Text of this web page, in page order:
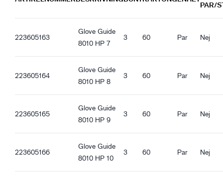
Skyddande egenskaper
Antivibration
Co-branding
Kvalitetsegenskaper
Fri från organiskt silikon
Fri från naturligt latex
REACH kompatibel
Ergonomiska egenskaper
Guide 8010_fr-FR_Productsheet.pdf
Guide 8010_pl-PL_Productsheet.pdf
Guide 8010_ro-RO_Productsheet.pdf
Guide 8010_hu-HU_Productsheet.pdf
Guide 8010_et-EE_Productsheet.pdf
PAR/
223605163
Glove Guide
8010 HP 7
3 60 Par Nej
223605164
Glove Guide
8010 HP 8
3 60 Par Nej
223605165
Glove Guide
8010 HP 9
3 60 Par Nej
223605166
Glove Guide
8010 HP 10
3 60 Par Nej